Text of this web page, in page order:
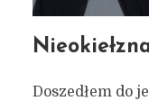
Doszedłem do